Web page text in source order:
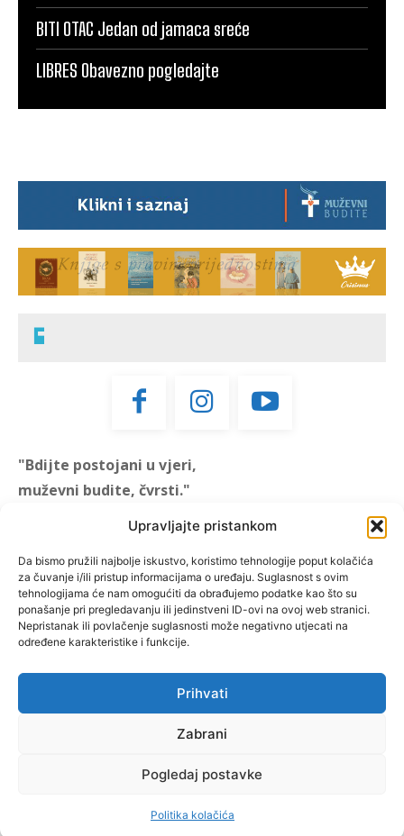
Upravljajte pristankom
Da bismo pružili najbolje iskustvo, koristimo tehnologije poput kolačića
za čuvanje i/ili pristup informacijama o uređaju. Suglasnost s ovim
tehnologijama će nam omogućiti da obrađujemo podatke kao što su
ponašanje pri pregledavanju ili jedinstveni ID-ovi na ovoj web stranici.
Nepristanak ili povlačenje suglasnosti može negativno utjecati na
određene karakteristike i funkcije.
Prihvati
Zabrani
Pogledaj postavke
Politika kolačića
BITI OTAC Jedan od jamaca sreće
LIBRES Obavezno pogledajte
"Bdijte postojani u vjeri,
muževni budite, čvrsti."
"Muževni budite" prvi je
hrvatski portal za katoličke
muškarce koji pokušava
reafirmirati u današnje
vrijeme itekako narušen
biblijski koncept muževnosti,
koji pokušavamo osvijetliti iz
više aspekata, prigodnih
rubrika i poticajnih inicijativa.